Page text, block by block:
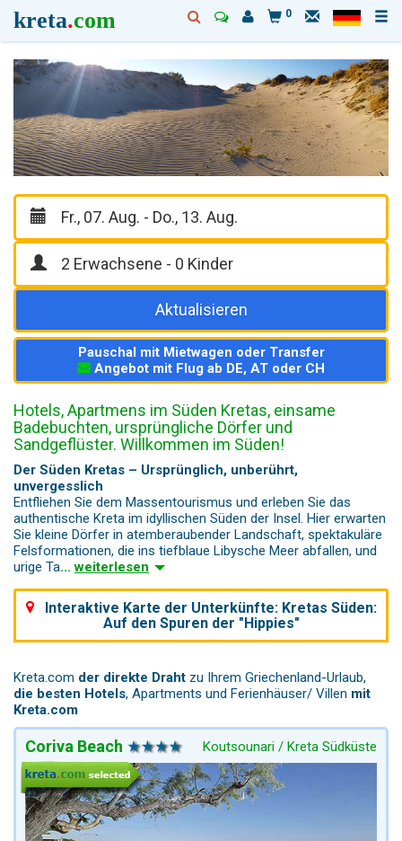
kreta.com 0
Aktualisieren
Pauschal mit Mietwagen oder Transfer
Angebot mit Flug ab DE, AT oder CH
Hotels, Apartmens im Süden Kretas, einsame
Badebuchten, ursprüngliche Dörfer und
Sandgeflüster. Willkommen im Süden!
Der Süden Kretas – Ursprünglich, unberührt,
unvergesslich
Entfliehen Sie dem Massentourismus und erleben Sie das
authentische Kreta im idyllischen Süden der Insel. Hier erwarten
Sie kleine Dörfer in atemberaubender Landschaft, spektakuläre
Felsformationen, die ins tiefblaue Libysche Meer abfallen, und
urige Ta...weiterlesen
Interaktive Karte der Unterkünfte: Kretas Süden:
Auf den Spuren der "Hippies"
Kreta.com der direkte Draht zu Ihrem Griechenland-Urlaub,
die besten Hotels, Apartments und Ferienhäuser/ Villen mit
Kreta.com
Coriva Beach Koutsounari / Kreta Südküste